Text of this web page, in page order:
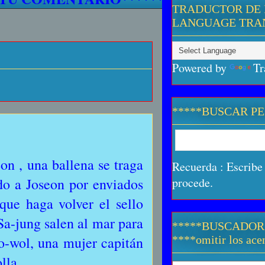
, una ballena se traga
a Joseon por enviados
haga volver el sello
jung salen al mar para
wol, una mujer capitán
TRADUCTOR
LANGUAGE
Powered by
*****BUSCAR
Recuerda :
procede.
****omitir los